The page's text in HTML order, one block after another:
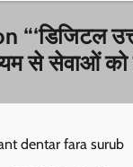
“‘डिजिटल
से सेवाओं
dentar fara surub